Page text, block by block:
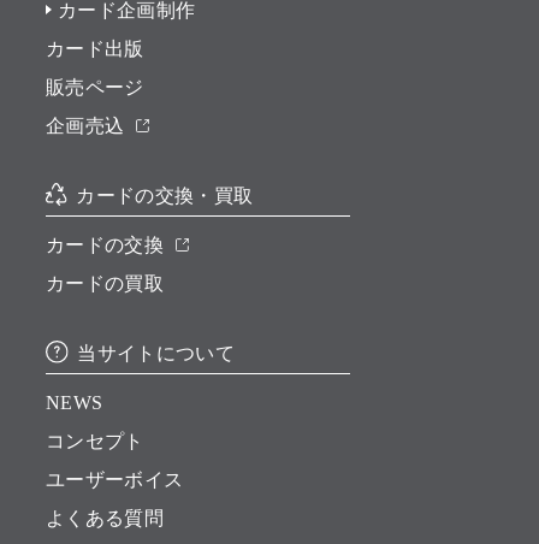
カード企画制作
カード出版
販売ページ
企画売込
カードの交換・買取
カードの交換
カードの買取
当サイトについて
NEWS
コンセプト
ユーザーボイス
よくある質問